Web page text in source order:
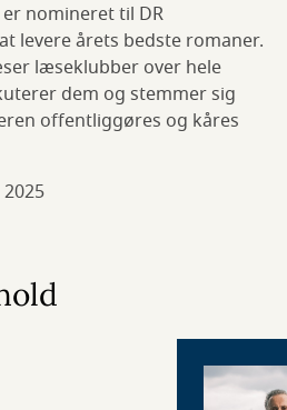
nomineret til DR
levere årets bedste romaner.
læseklubber over hele
dem og stemmer sig
offentliggøres og kåres